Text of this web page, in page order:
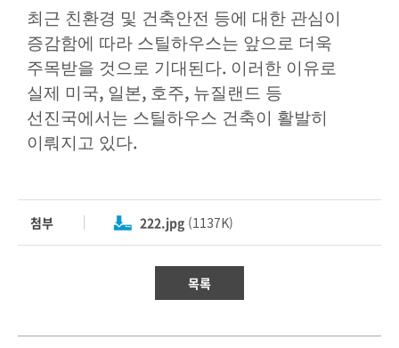
최근 친환경 및 건축안전 등에 대한 관심이
증감함에 따라 스틸하우스는 앞으로 더욱
주목받을 것으로 기대된다. 이러한 이유로
실제 미국, 일본, 호주, 뉴질랜드 등
선진국에서는 스틸하우스 건축이 활발히
이뤄지고 있다.
첨부 222.jpg (1137K)
목록